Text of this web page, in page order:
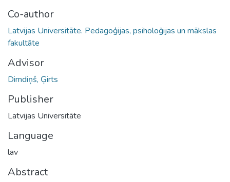
Co-author
Latvijas Universitāte. Pedagoģijas, psiholoģijas un mākslas
fakultāte
Advisor
Dimdiņš, Ģirts
Publisher
Latvijas Universitāte
Language
lav
Abstract